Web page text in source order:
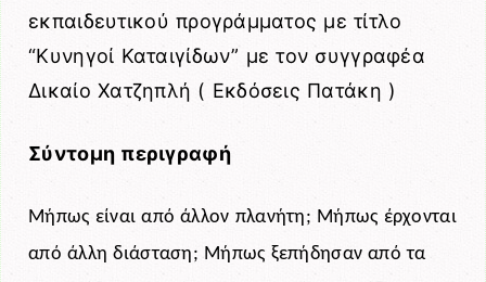
εκπαιδευτικού προγράμματος με τίτλο
“Κυνηγοί Καταιγίδων” με τον συγγραφέα
Δικαίο Χατζηπλή ( Εκδόσεις Πατάκη )
Σύντομη περιγραφή
Μήπως είναι από άλλον πλανήτη; Μήπως έρχονται
από άλλη διάσταση; Μήπως ξεπήδησαν από τα